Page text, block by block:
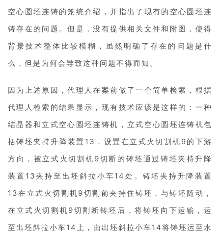
空心圆坯连铸的笼统介绍，并指出了现有的空心圆坯连
铸存在的问题。但是，没有提供相关文件和附图，使得
背景技术整体比较模糊，虽然明确了存在的问题是什
么，但是为何会导致这种问题不得而知。
因为上述原因，代理人在案前做了一个简单检索，根据
代理人检索的结果显示，现有技术应该是这样的：一种
结晶器和立式空心圆坯连铸机，立式空心圆坯连铸机包
括铸坯夹持升降装置13，设置在立式火切割机9的下游
方向，被立式火切割机9切断的铸坯通过铸坯夹持升降
装置13夹持至出坯斜拉小车14处。铸坯夹持升降装置
13在立式火切割机9切割前夹持住铸坯，与铸坯随动，
在立式火切割机9切割断铸坯后，将铸坯向下运输，运
至出坯斜拉小车14上，由出坯斜拉小车14将铸坯运至水